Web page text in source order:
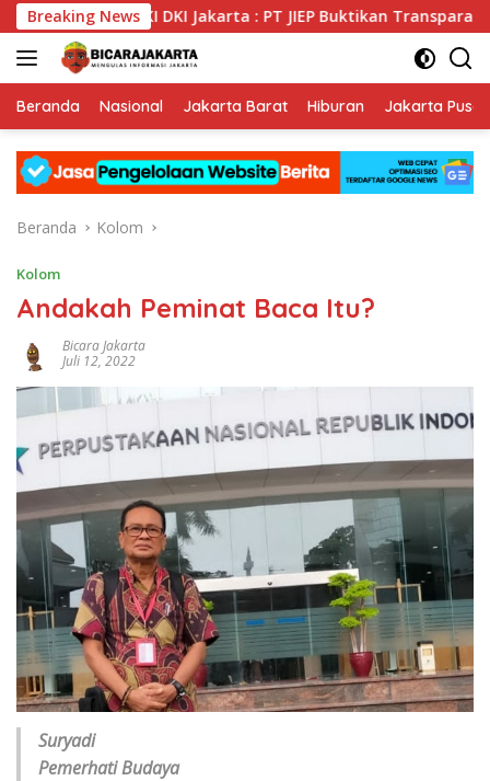
Langsung
ke
konten
Breaking News
KI DKI Jakarta : PT JIEP Buktikan Transparansi KIP
Beranda Nasional Jakarta Barat Hiburan Jakarta Pusat
Beranda Kolom
Kolom
Andakah Peminat Baca Itu?
Bicara Jakarta
Juli 12, 2022
Suryadi
Pemerhati Budaya